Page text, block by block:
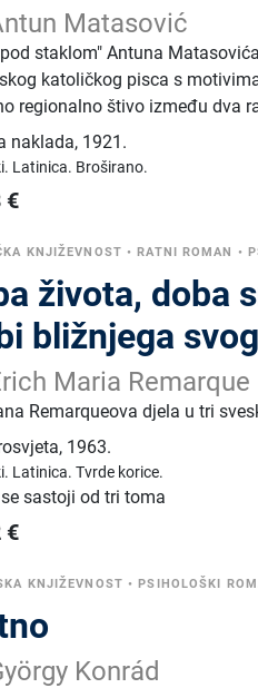
Matasović
staklom" Antuna
katoličkog pisca s
regionalno štivo između dva
naklada, 1921.
Latinica. Broširano.
€
KNJIŽEVNOST •RATNI ROMAN •
života, doba
bližnjega
Maria Remarque
Remarqueova djela u tri
, 1963.
Latinica.Tvrde korice.
sastoji od tri toma
€
KNJIŽEVNOST •PSIHOLOŠKI
Konrád